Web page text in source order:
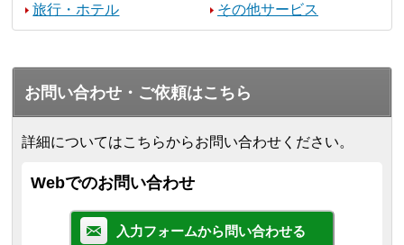
旅行・ホテル
その他サービス
お問い合わせ・ご依頼はこちら
詳細についてはこちらからお問い合わせください。
Webでのお問い合わせ
入力フォームから問い合わせる